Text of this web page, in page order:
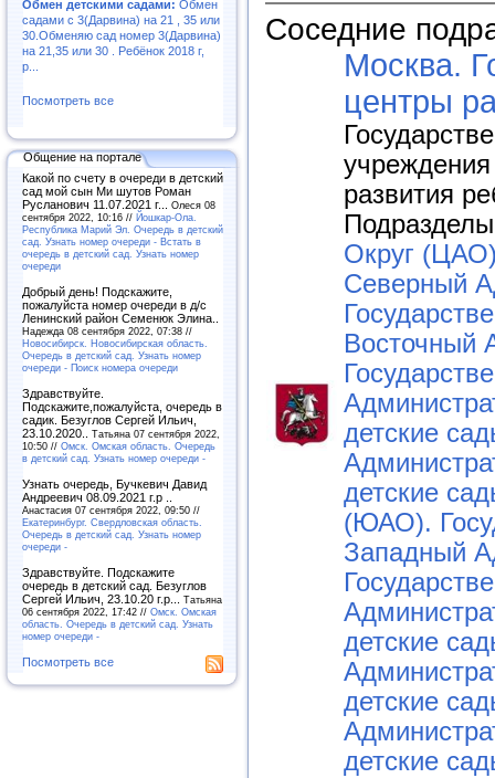
Обмен детскими садами: Обмен
садами с 3(Дарвина) на 21 , 35 или
30.Обменяю сад номер 3(Дарвина)
на 21,35 или 30 . Ребёнок 2018 г,
р...
Посмотреть все
Общение на портале
Какой по счету в очереди в детский
сад мой сын Ми шутов Роман
Русланович 11.07.2021 г... Олеся 08
сентября 2022, 10:16 // Йошкар-Ола.
Республика Марий Эл. Очередь в детский
сад. Узнать номер очереди - Встать в
очередь в детский сад. Узнать номер
очереди
Добрый день! Подскажите,
пожалуйста номер очереди в д/с
Ленинский район Семенюк Элина..
Надежда 08 сентября 2022, 07:38 //
Новосибирск. Новосибирская область.
Очередь в детский сад. Узнать номер
очереди - Поиск номера очереди
Здравствуйте.
Подскажите,пожалуйста, очередь в
садик. Безуглов Сергей Ильич,
23.10.2020.. Татьяна 07 сентября 2022,
10:50 // Омск. Омская область. Очередь
в детский сад. Узнать номер очереди -
Узнать очередь, Бучкевич Давид
Андреевич 08.09.2021 г.р ..
Анастасия 07 сентября 2022, 09:50 //
Екатеринбург. Свердловская область.
Очередь в детский сад. Узнать номер
очереди -
Здравствуйте. Подскажите
очередь в детский сад. Безуглов
Сергей Ильич, 23.10.20 г.р... Татьяна
06 сентября 2022, 17:42 // Омск. Омская
область. Очередь в детский сад. Узнать
номер очереди -
Посмотреть все
Соседние
Москва.
центры
развития
Округ
Северный
Восточный
детские
детские
(ЮАО).
Западный
детские
детские
детские